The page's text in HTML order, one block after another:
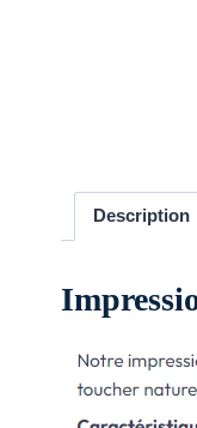
Description